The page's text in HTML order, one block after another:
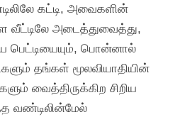
கட்டி, அவைகளின்
வீட்டிலே அடைத்துவைத்து,
பெட்டியையும், பொன்னால்
தங்கள் மூலவியாதியின்
வைத்திருக்கிற சிறிய
வண்டிலின்மேல்